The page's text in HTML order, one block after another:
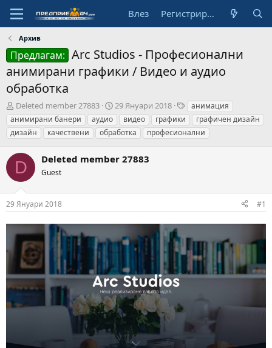
Влез Регистрирай се
Архив
Предлагам: Arc Studios - Професионални
анимирани графики / Видео и аудио
обработка
А
в
т
о
Deleted member 27883
Н
а
ч
а
н
а
а
29 Януари 2018
Т
а
г
о
анимация
анимирани банери
аудио видео графики
графичен дизайн
дизайн
качествени обработка професионални
D Deleted member 27883
Guest
29 Януари 2018 #1